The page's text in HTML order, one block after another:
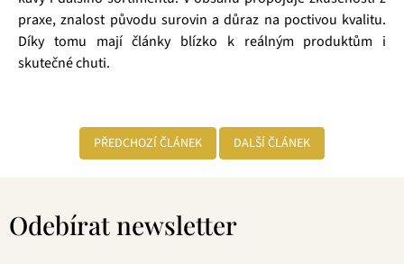
praxe, znalost původu surovin a důraz na poctivou kvalitu.
Díky tomu mají články blízko k reálným produktům i
skutečné chuti.
PŘEDCHOZÍ ČLÁNEK DALŠÍ ČLÁNEK
Odebírat newsletter